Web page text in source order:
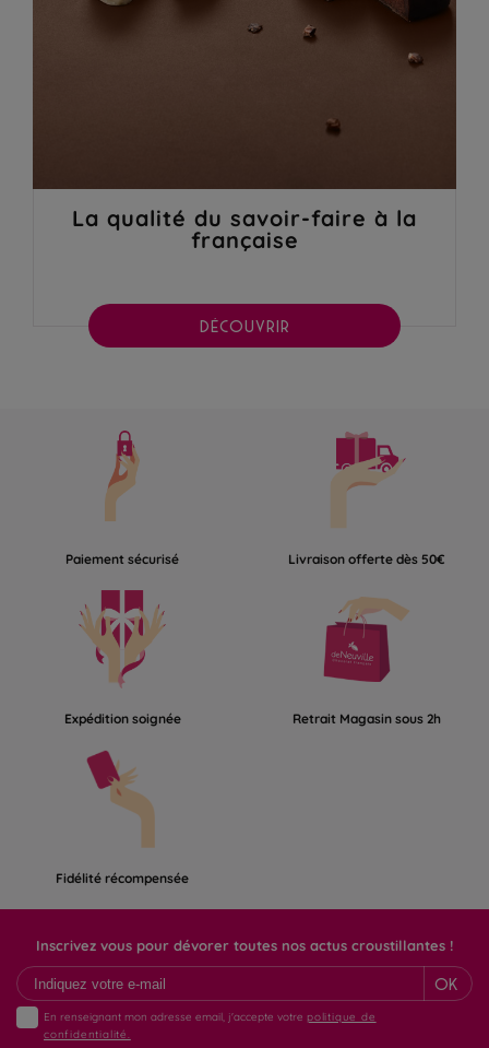
La qualité du savoir-faire à la
française
DÉCOUVRIR
Paiement sécurisé Livraison offerte dès 50€
Expédition soignée Retrait Magasin sous 2h
Fidélité récompensée
Inscrivez vous pour dévorer toutes nos actus croustillantes !
OK
En renseignant mon adresse email, j'accepte votre politique de
confidentialité.